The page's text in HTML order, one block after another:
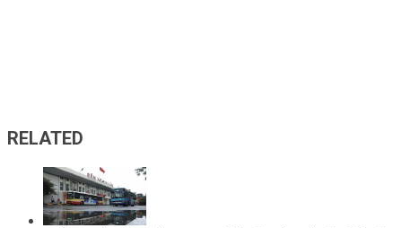
RELATED